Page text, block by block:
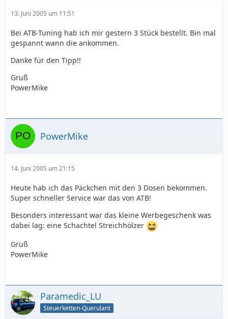
13. Juni 2005 um 11:51
Bei ATB-Tuning hab ich mir gestern 3 Stück bestellt. Bin mal
gespannt wann die ankommen.
Danke für den Tipp!!
Gruß
PowerMike
PowerMike
14. Juni 2005 um 21:15
Heute hab ich das Päckchen mit den 3 Dosen bekommen.
Super schneller Service war das von ATB!
Besonders interessant war das kleine Werbegeschenk was
dabei lag: eine Schachtel Streichhölzer
Gruß
PowerMike
Paramedic_LU
Steuerketten-Querulant